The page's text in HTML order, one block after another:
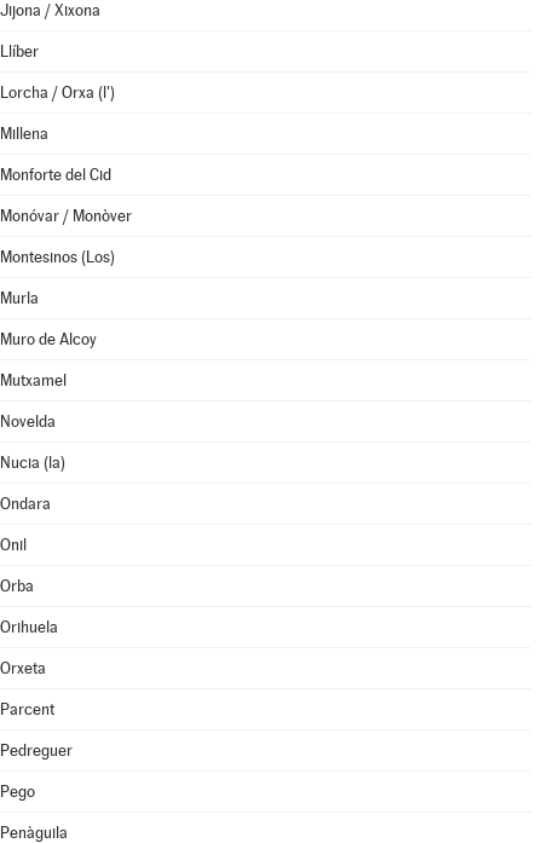
Jijona / Xixona
Llíber
Lorcha / Orxa (l')
Millena
Monforte del Cid
Monóvar / Monòver
Montesinos (Los)
Murla
Muro de Alcoy
Mutxamel
Novelda
Nucia (la)
Ondara
Onil
Orba
Orihuela
Orxeta
Parcent
Pedreguer
Pego
Penàguila